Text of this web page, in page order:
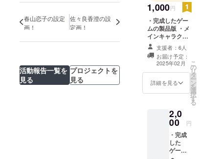
春山恋子の設定
画！
佐々良香澄の設
定画！
活動報告一覧を
見る
プロジェクトを
見る
1,000円
・完成したゲー
ムの製品版 ・メ
インキャラク
ターボイスを務
めた３人の声優
さんによる『撮
り下ろしボイ
ス』 ┗内容：ボ
イス収録を終え
間：３分～５分
程度 ┗提供方
法：ご記載いた
だいたメールア
ドレスにギガ
ファイル便の
支援者：6人
お届け予定：
2025年02月
詳細を見る
こ
の
リ
タ
ー
ン
を
選
択
す
る
2,0
00 円
・完成
した
ゲーム